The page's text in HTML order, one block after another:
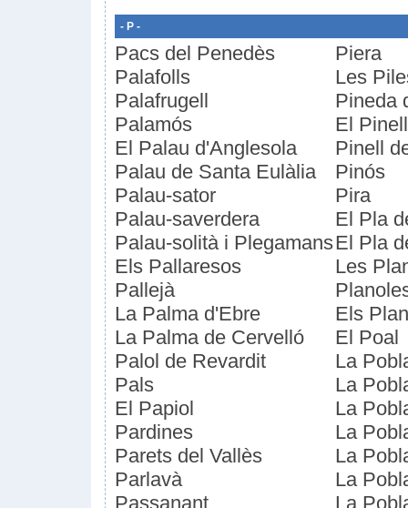
- P -
Pacs del Penedès
Palafolls
Palafrugell
Palamós
El Palau d'Anglesola
Palau de Santa Eulàlia
Palau-sator
Palau-saverdera
Palau-solità i Plegamans
Els Pallaresos
Pallejà
La Palma d'Ebre
La Palma de Cervelló
Palol de Revardit
Pals
El Papiol
Pardines
Parets del Vallès
Parlavà
Passanant
Piera
Les
Pineda
El
Pinell
Pinós
Pira
El Pla
El Pla
Les
Els
El Poal
La
La
La
La
La
La
La